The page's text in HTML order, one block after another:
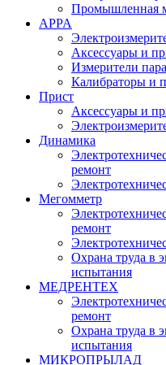
Промышленная
APPA
Аксессуары и
Измерители
Калибраторы и
Прист
Аксессуары и
Динамика
ремонт
Мегомметр
ремонт
Охрана труда в
испытания
МЕДРЕНТЕХ
ремонт
Охрана труда в
испытания
МИКРОПРЫЛАД